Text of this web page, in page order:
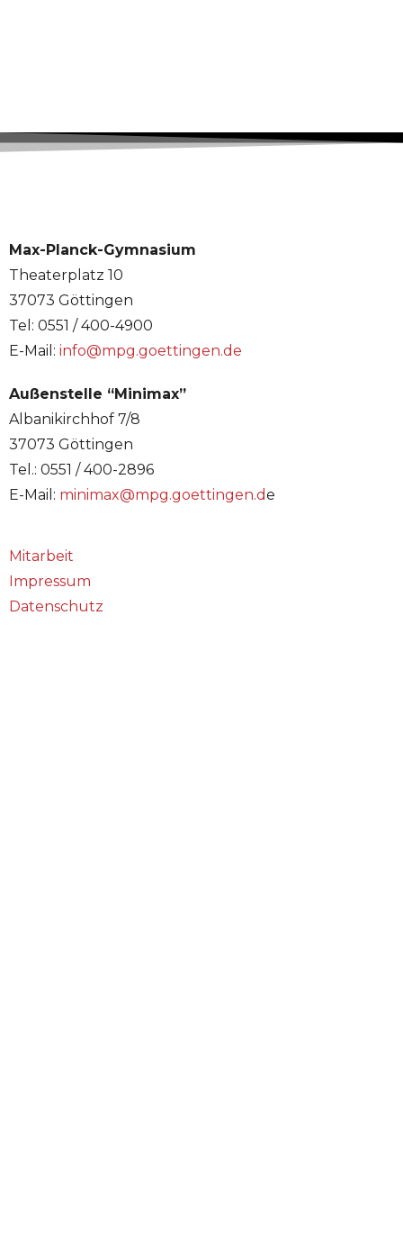
Max-Planck-Gymnasium
Theaterplatz 10
37073 Göttingen
Tel: 0551 / 400-4900
E-Mail: info@mpg.goettingen.de
Außenstelle “Minimax”
Albanikirchhof 7/8
37073 Göttingen
Tel.: 0551 / 400-2896
E-Mail: minimax@mpg.goettingen.de
Mitarbeit
Impressum
Datenschutz